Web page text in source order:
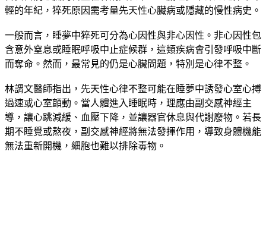
台安醫院心臟內科主任林謂文表示，28歲睡夢中猝逝是非常年
一般而言，睡夢中猝死可分為心因性與非心因性。非心因性包
含意外窒息或睡眠呼吸中止症候群，這類疾病會引發呼吸中斷
林謂文醫師指出，先天性心律不整可能在睡夢中誘發心室心搏
過速或心室顫動。當人體進入睡眠時，理應由副交感神經主
導，讓心跳減緩、血壓下降，並讓器官休息與代謝廢物。若長
期不睡覺或熬夜，副交感神經將無法發揮作用，導致身體機能